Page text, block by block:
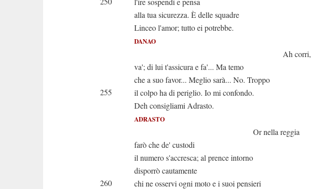
alla tua sicurezza. È delle squadre
Linceo l'amor; tutto ei potrebbe.
DANAO
Ah corri,
va'; di lui t'assicura e fa'... Ma temo
che a suo favor... Meglio sarà... No. Troppo
255
il colpo ha di periglio. Io mi confondo.
Deh consigliami Adrasto.
ADRASTO
Or nella reggia
farò che de' custodi
il numero s'accresca; al prence intorno
disporrò cautamente
260
chi ne osservi ogni moto e i suoi pensieri